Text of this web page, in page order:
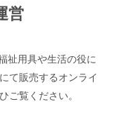
営
祉用具や生活の役に
て販売するオンライ
ご覧ください。